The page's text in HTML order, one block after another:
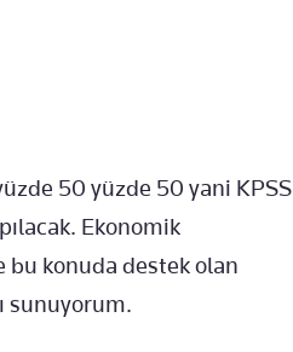
50 yüzde 50 yani KPSS
Ekonomik
bu konuda destek olan
sunuyorum.